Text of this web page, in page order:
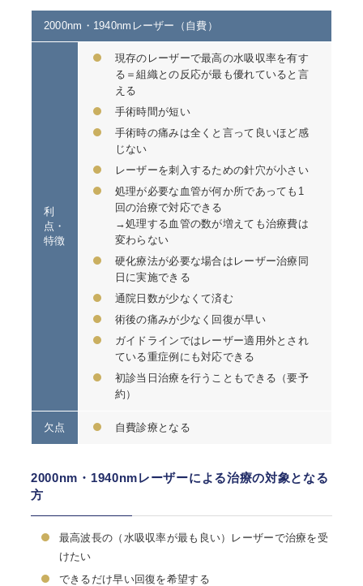
2000nm・1940nmレーザー（自費）
利
点・
特徴
現存のレーザーで最高の水吸収率を有す
る＝組織との反応が最も優れていると言
える
手術時間が短い
手術時の痛みは全くと言って良いほど感
じない
レーザーを刺入するための針穴が小さい
処理が必要な血管が何か所であっても1
回の治療で対応できる
→処理する血管の数が増えても治療費は
変わらない
硬化療法が必要な場合はレーザー治療同
日に実施できる
通院日数が少なくて済む
術後の痛みが少なく回復が早い
ガイドラインではレーザー適用外とされ
ている重症例にも対応できる
初診当日治療を行うこともできる（要予
約）
欠点 自費診療となる
2000nm・1940nmレーザーによる治療の対象となる
方
最高波長の（水吸収率が最も良い）レーザーで治療を受
けたい
できるだけ早い回復を希望する